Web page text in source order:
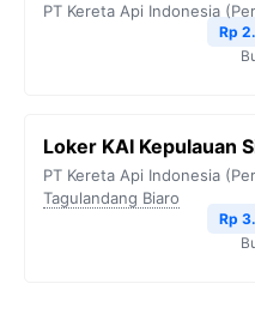
PT Kereta Api Indonesia
Rp
Loker KAI Kepulauan
PT Kereta Api Indonesia
Tagulandang Biaro
Rp